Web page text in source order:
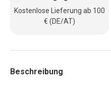
Kostenlose Lieferung ab 100
€ (DE/AT)
Beschreibung